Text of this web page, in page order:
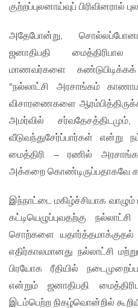
குற்றப்புலனாய்வுப் பிரிவினரால்
அதேபோன்று,
ஜனாதிபதி
மாணவர்களை
“நல்லாட்சி அரசாங்கம்
விசாரணைகளை
அமர்வில்
வீடுவந்துசேர்ப்பார்கள் என்று
மைத்திரி – ரணில்
அக்கறை கொண்டிருப்பதாகவே
இந்நாட்டை மகிழ்ச்சியாக
கட்டியெழுப்புவதற்கு
சொற்களை யதார்த்தமாக்குதல்
எதிர்காலமானது நல்லாட்சி
பிரயோக ரீதியில்
என்றும் ஜனாதிபதி
இடம்பெற்ற நிகழ்வொன்றில்